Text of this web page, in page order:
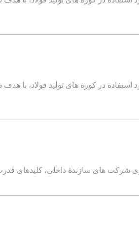
در کوره های تولید فولاد، با